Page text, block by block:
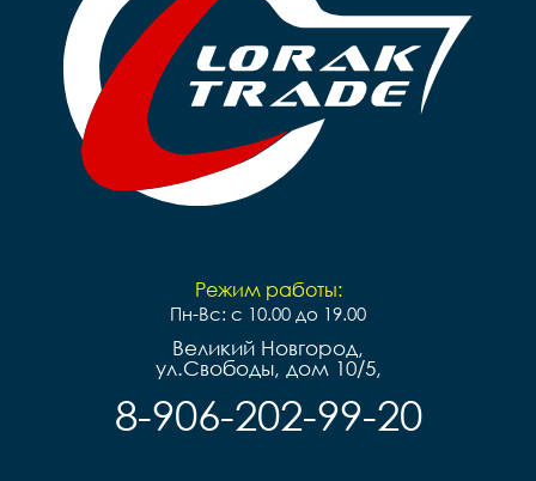
Режим работы:
Пн-Вс: с 10.00 до 19.00
Великий Новгород,
ул.Свободы, дом 10/5,
8-906-202-99-20